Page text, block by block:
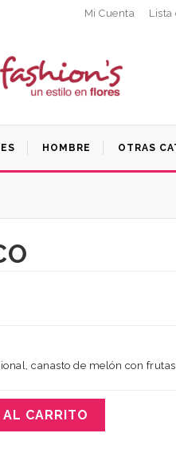
Mi Cuenta Lista
HOMBRE OTRAS
canasto de melón con
CARRITO